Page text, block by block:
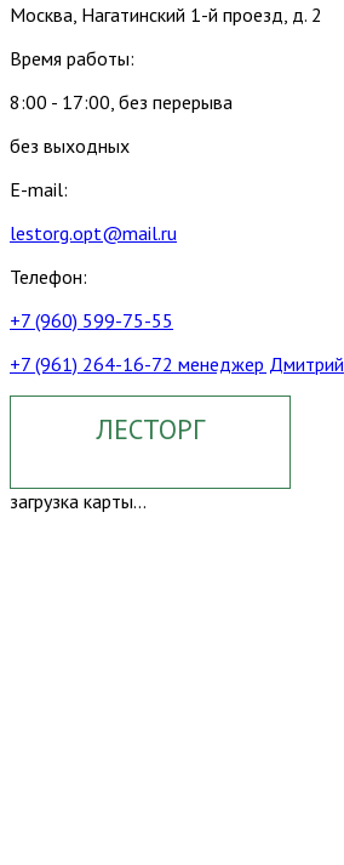
Москва, Нагатинский 1-й проезд, д. 2
Время работы:
8:00 - 17:00, без перерыва
без выходных
E-mail:
lestorg.opt@mail.ru
Телефон:
+7 (960) 599-75-55
+7 (961) 264-16-72 менеджер Дмитрий
ЛЕСТОРГ
загрузка карты...